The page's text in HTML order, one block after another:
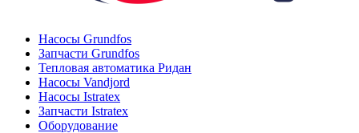
Насосы Grundfos
Запчасти Grundfos
Тепловая автоматика Ридан
Насосы Vandjord
Насосы Istratex
Запчасти Istratex
Оборудование